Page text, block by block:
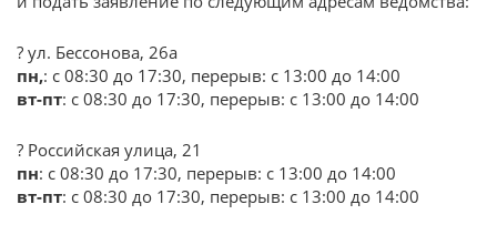
? ул. Бессонова, 26а
пн,: с 08:30 до 17:30, перерыв: с 13:00 до 14:00
вт-пт: с 08:30 до 17:30, перерыв: с 13:00 до 14:00
? Российская улица, 21
пн: с 08:30 до 17:30, перерыв: с 13:00 до 14:00
вт-пт: с 08:30 до 17:30, перерыв: с 13:00 до 14:00